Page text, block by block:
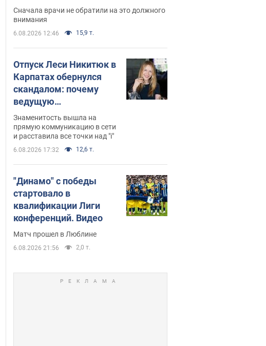
"агрессивном" раке
Сначала врачи не обратили на это должного
внимания
6.08.2026 12:46 15,9 т.
Отпуск Леси Никитюк в
Карпатах обернулся
скандалом: почему
ведущую
несправедливо
захейтили
Знаменитость вышла на
прямую коммуникацию в сети
и расставила все точки над "i"
6.08.2026 17:32 12,6 т.
"Динамо" с победы
стартовало в
квалификации Лиги
конференций. Видео
Матч прошел в Люблине
6.08.2026 21:56 2,0 т.